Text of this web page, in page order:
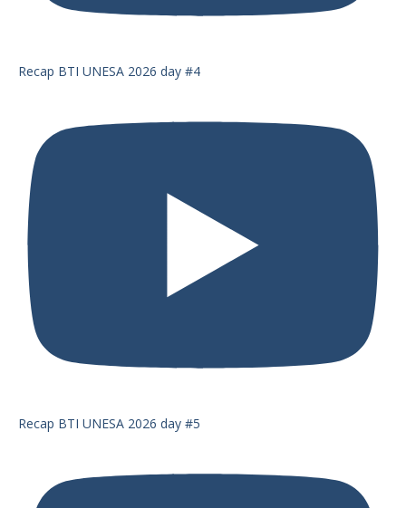
Recap BTI UNESA 2026 day #4
Recap BTI UNESA 2026 day #5